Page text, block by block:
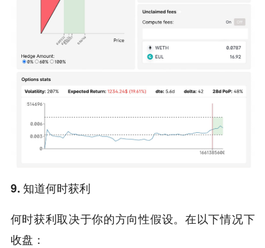
9. 知道何时获利
何时获利取决于你的方向性假设。在以下情况下
收盘：